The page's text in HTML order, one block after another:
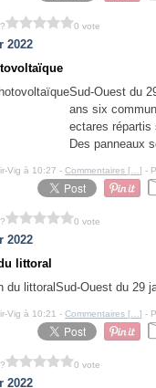
0 vote
2022
Sud-Ouest du
ans six
ectares répartis
Des panneaux
Vig à 10:27 -Commentaires [ …] -
0 vote
2022
littoral
Sud-Ouest du 29
Vig à 10:21 -Commentaires [ …] -
0 vote
2022